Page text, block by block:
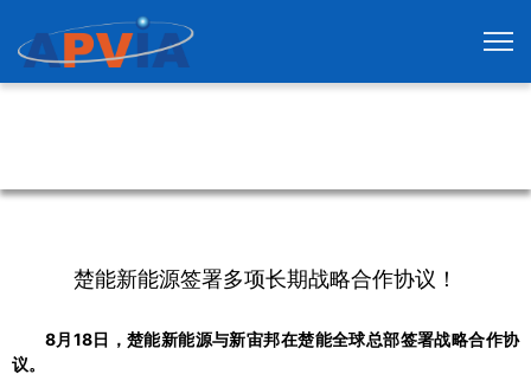
楚能新能源签署多项长期战略合作协议！
8月18日，楚能新能源与新宙邦在楚能全球总部签署战略合作协
议。